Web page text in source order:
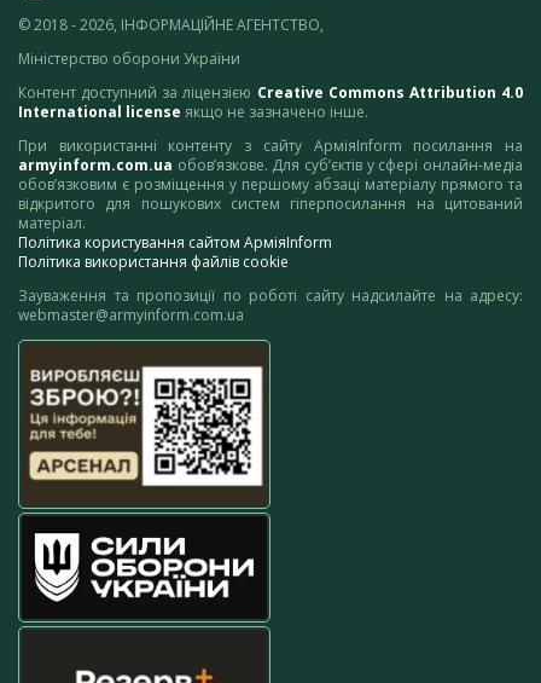
© 2018 - 2026, ІНФОРМАЦІЙНЕ АГЕНТСТВО,
Міністерство оборони України
Контент доступний за ліцензією Creative Commons Attribution 4.0
International license якщо не зазначено інше.
При використанні контенту з сайту АрміяInform посилання на
armyinform.com.ua обов’язкове. Для суб’єктів у сфері онлайн-медіа
обов’язковим є розміщення у першому абзаці матеріалу прямого та
відкритого для пошукових систем гіперпосилання на цитований
матеріал.
Політика користування сайтом АрміяInform
Політика використання файлів cookie
Зауваження та пропозиції по роботі сайту надсилайте на адресу:
webmaster@armyinform.com.ua